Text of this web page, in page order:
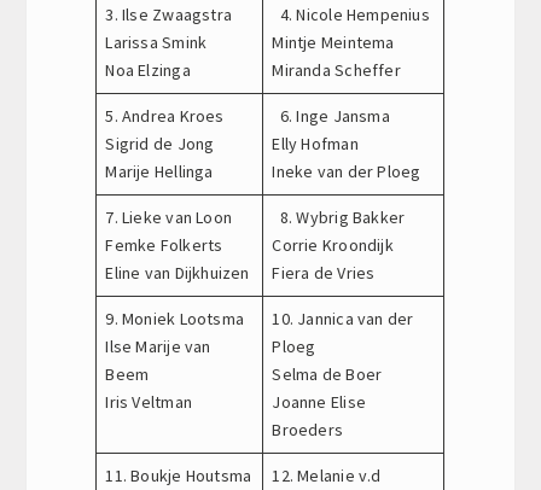
3. Ilse Zwaagstra
Larissa Smink
Noa Elzinga
4. Nicole Hempenius
Mintje Meintema
Miranda Scheffer
5. Andrea Kroes
Sigrid de Jong
Marije Hellinga
6. Inge Jansma
Elly Hofman
Ineke van der Ploeg
7. Lieke van Loon
Femke Folkerts
Eline van Dijkhuizen
8. Wybrig Bakker
Corrie Kroondijk
Fiera de Vries
9. Moniek Lootsma
Ilse Marije van
Beem
Iris Veltman
10. Jannica van der
Ploeg
Selma de Boer
Joanne Elise
Broeders
11. Boukje Houtsma
12. Melanie v.d